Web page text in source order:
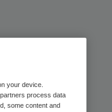
your device.
process data
some content and